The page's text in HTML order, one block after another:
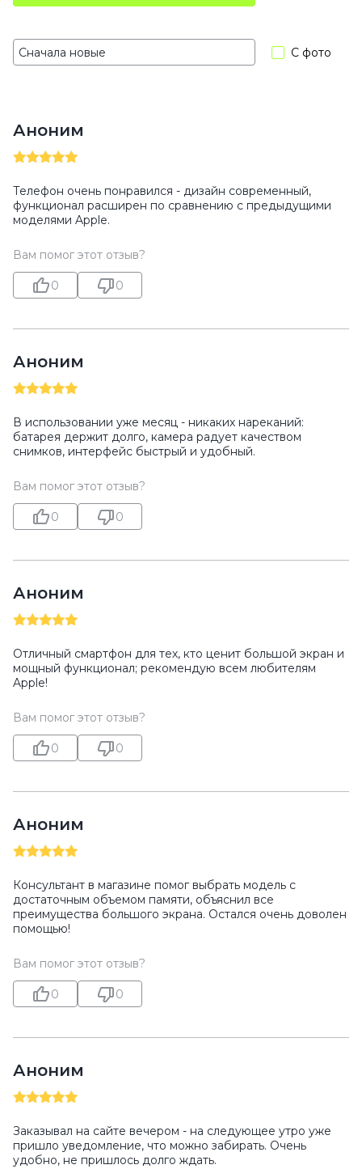
С фото
Аноним
Телефон очень понравился - дизайн современный,
функционал расширен по сравнению с предыдущими
моделями Apple.
Вам помог этот отзыв?
0 0
Аноним
В использовании уже месяц - никаких нареканий:
батарея держит долго, камера радует качеством
снимков, интерфейс быстрый и удобный.
Вам помог этот отзыв?
0 0
Аноним
Отличный смартфон для тех, кто ценит большой экран и
мощный функционал; рекомендую всем любителям
Apple!
Вам помог этот отзыв?
0 0
Аноним
Консультант в магазине помог выбрать модель с
достаточным объемом памяти, объяснил все
преимущества большого экрана. Остался очень доволен
помощью!
Вам помог этот отзыв?
0 0
Аноним
Заказывал на сайте вечером - на следующее утро уже
пришло уведомление, что можно забирать. Очень
удобно, не пришлось долго ждать.